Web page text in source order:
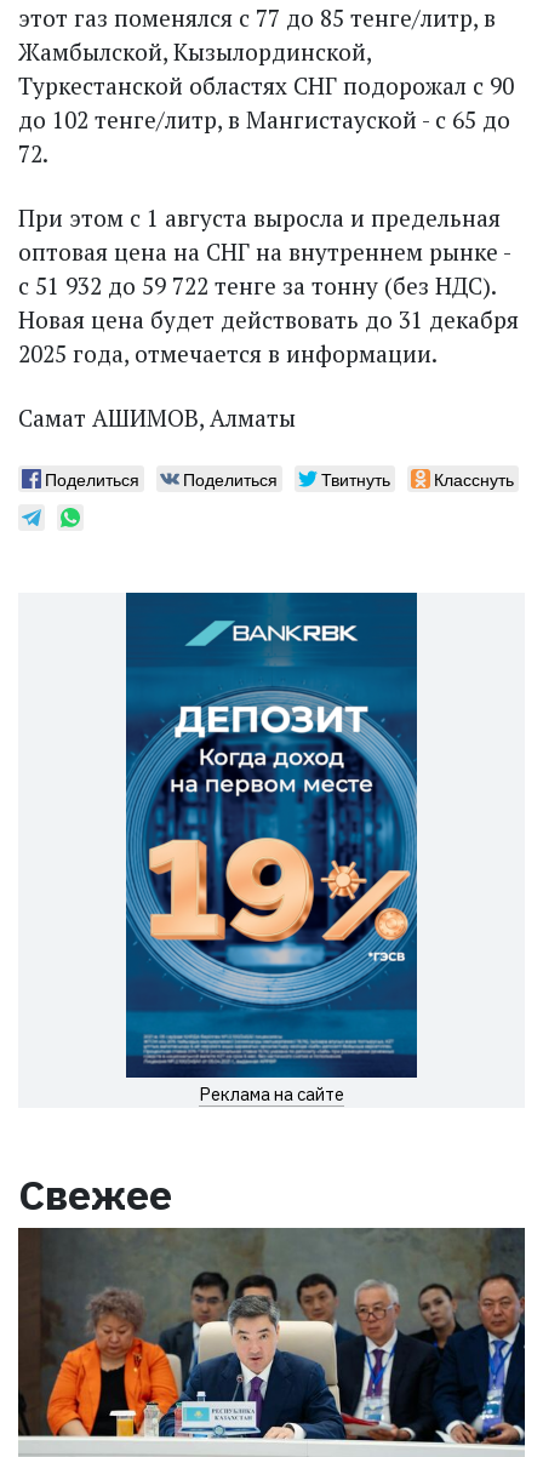
этот газ поменялся с 77 до 85 тенге/литр, в
Жамбылской, Кызылординской,
Туркестанской областях СНГ подорожал с 90
до 102 тенге/литр, в Мангистауской - с 65 до
72.
При этом с 1 августа выросла и предельная
оптовая цена на СНГ на внутреннем рынке -
с 51 932 до 59 722 тенге за тонну (без НДС).
Новая цена будет действовать до 31 декабря
2025 года, отмечается в информации.
Самат АШИМОВ, Алматы
Поделиться Поделиться Твитнуть Класснуть
Реклама на сайте
Свежее